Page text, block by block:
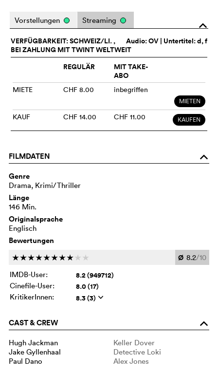
o
Vorstellungen Streaming
Audio:OV | Untertitel: d, f
VERFÜGBARKEIT: SCHWEIZ/LI. ,
BEI ZAHLUNG MIT TWINT WELTWEIT
REGULÄR
MIT TAKE-
ABO
MIETE CHF 8.00 inbegriffen
MIETEN
KAUF CHF 14.00 CHF 11.00 KAUFEN
FILMDATEN o
Genre
Drama, Krimi/Thriller
Länge
146 Min.
Originalsprache
Englisch
Bewertungen
cccccccc c c Ø 8.2/10
IMDB-User:
8.2 (949712)
Cinefile-User: 8.0 (17)
KritikerInnen: 8.3 (3) q
CAST & CREW o
Hugh Jackman
Keller Dover
Jake Gyllenhaal
Detective Loki
Paul Dano
Alex Jones